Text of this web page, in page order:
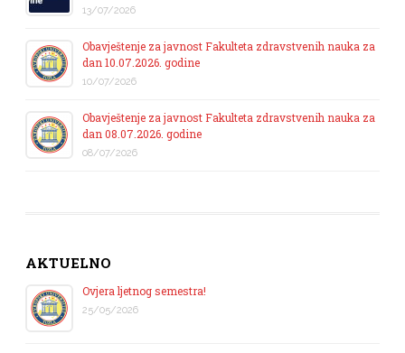
13/07/2026
Obavještenje za javnost Fakulteta zdravstvenih nauka za
dan 10.07.2026. godine
10/07/2026
Obavještenje za javnost Fakulteta zdravstvenih nauka za
dan 08.07.2026. godine
08/07/2026
AKTUELNO
Ovjera ljetnog semestra!
25/05/2026